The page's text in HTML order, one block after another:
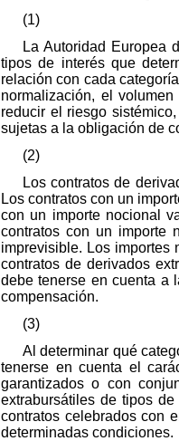
(1)
La Autoridad Europea
tipos de interés que
relación con cada
normalización, el
reducir el riesgo
sujetas a la obligación de
(2)
Los contratos de
Los contratos con un
con un importe nocional
contratos con un importe
imprevisible. Los importes
contratos de derivados
debe tenerse en cuenta a
compensación.
(3)
Al determinar qué
tenerse en cuenta el
garantizados o con
extrabursátiles de tipos
contratos celebrados con
determinadas condiciones.